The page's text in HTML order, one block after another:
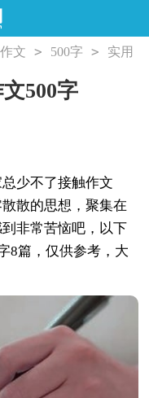
文 > 500字 >
实用
500字
少不了接触作文
散的思想，聚集在
非常苦恼吧，以下
8篇，仅供参考，大